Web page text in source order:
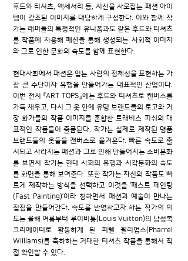
후드와 티셔츠, 액세서리 등, 시선을 사로잡는 패션 아이
템이 강조된 이미지를 대담하게 구성한다. 이와 함께 작
가는 래퍼들의 특정적인 유니폼과도 같은 후드와 티셔츠
를 작품에 차용해 패션을 통해 생성되는 사회적 이미지
와 그로 인한 문화의 속도를 함께 표현한다.
현대사회에서 패션은 입는 사람의 정체성을 표현하는 가
장 큰 수단이자 유행을 만들어가는 대표적인 산업이다.
이번 전시 『ART TOPS』에는 후드와 티셔츠로 캔버스를
가득 채우고, 다시 그 옷 안에 유명 브랜드들의 로고와 거
장 화가들의 작품 이미지를 혼합한 트래비스 피쉬의 대
표적인 작품들이 출품된다. 작가는 실제로 제작된 명품
브랜드들의 옷들을 캔버스로 옮겨온다. 빠른 속도로 출
시되고 사라지는 패션과 그로 인해 만들어지는 소비문화
를 보면서 작가는 현대 사회의 유행과 시각문화의 속도
를 화면을 통해 보여준다. 또한 작가는 자신의 작품도 빠
르게 제작하는 방식을 선택하고 이것을 ‘패스트 페인팅
(Fast Painting)’이라 칭하면서 패션과 예술이 만나는
접점을 만들어간다. 속도를 반영하고자 하는 작가의 의
도는 올해 여름부터 루이비통(Louis Vuitton)의 남성복
크리에이터로 활동하게 된 퍼렐 윌리엄스(Pharrel
Williams)를 축하하는 거대한 티셔츠 작품을 통해서 직
접 확인할 수 있다.